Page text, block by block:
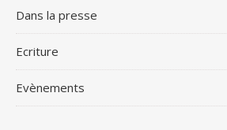
Dans la presse
Ecriture
Evènements